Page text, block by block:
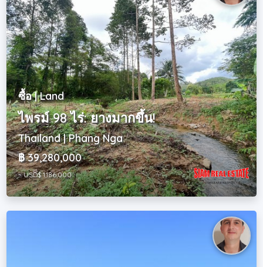
ซื้อ | Land
ไพรม์ 98 ไร่: ยางมากขึ้น!
Thailand | Phang Nga
฿ 39,280,000
~ USD$ 1,186,000